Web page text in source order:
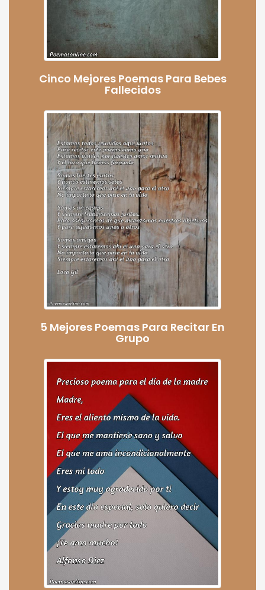
Cinco Mejores Poemas Para Bebes
Fallecidos
5 Mejores Poemas Para Recitar En
Grupo